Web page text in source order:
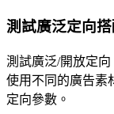
測試廣泛定向
測試廣泛/開放定
使用不同的廣告素
定向參數。